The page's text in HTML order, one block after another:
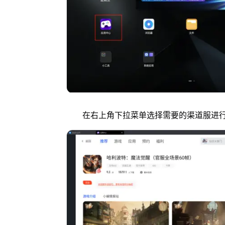
在右上角下拉菜单选择需要的渠道服进